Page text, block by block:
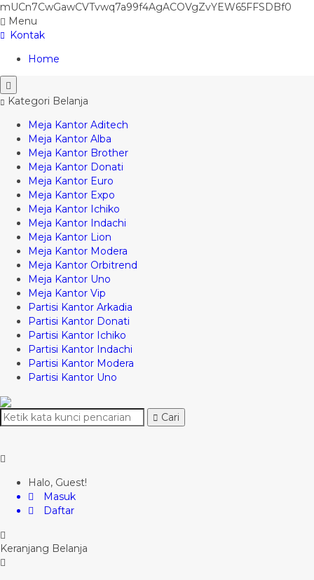
mUCn7CwGawCVTvwq7a99f4AgACOVgZvYEW65FFSDBf0
Menu
Kontak
Home
Kategori Belanja
Meja Kantor Aditech
Meja Kantor Alba
Meja Kantor Brother
Meja Kantor Donati
Meja Kantor Euro
Meja Kantor Expo
Meja Kantor Ichiko
Meja Kantor Indachi
Meja Kantor Lion
Meja Kantor Modera
Meja Kantor Orbitrend
Meja Kantor Uno
Meja Kantor Vip
Partisi Kantor Arkadia
Partisi Kantor Donati
Partisi Kantor Ichiko
Partisi Kantor Indachi
Partisi Kantor Modera
Partisi Kantor Uno
Cari
Halo, Guest!
Masuk
Daftar
Keranjang Belanja